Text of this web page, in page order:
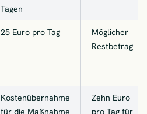
Tagen
25 Euro pro Tag
Möglicher
Restbetrag
Kostenübernahme
Zehn Euro